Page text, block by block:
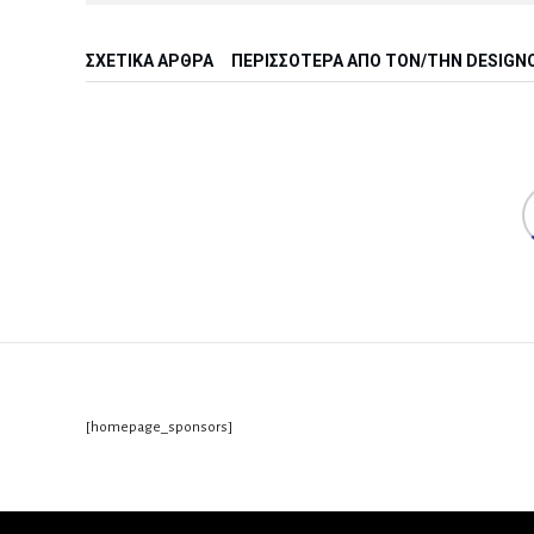
ΣΧΕΤΙΚΆ ΆΡΘΡΑ ΠΕΡΙΣΣΌΤΕΡΑ ΑΠΌ ΤΟΝ/ΤΗΝ
[homepage_sponsors]